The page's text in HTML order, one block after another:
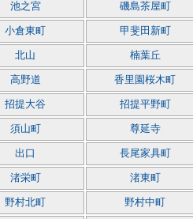
池之宮 磯島茶屋町
小倉東町 甲斐田新町
北山 楠葉丘
高野道 香里園桜木町
招提大谷 招提平野町
須山町 尊延寺
出口 長尾家具町
渚栄町 渚東町
野村北町 野村中町